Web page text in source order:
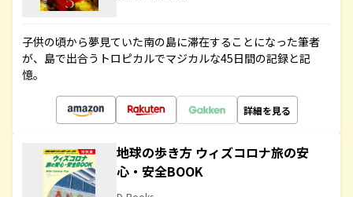
子供の頃から夢見ていた南の島に滞在することになった筆者
が、島で出合うトロピカルでマジカルな45日間の記録と記
憶。
詳細を見る
地球の歩き方 ウィズコロナ旅の安
心・安全BOOK